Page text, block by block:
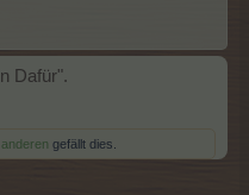
Dafür".
anderen gefällt dies.